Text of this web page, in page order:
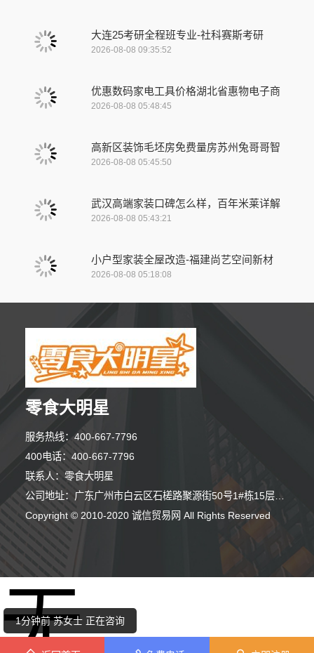
大连25考研全程班专业-社科赛斯考研
2026-08-08 09:35:52
优惠数码家电工具价格湖北省惠物电子商
2026-08-08 05:48:45
高新区装饰毛坯房免费量房苏州兔哥哥智
2026-08-08 05:45:50
武汉高端家装口碑怎么样，百年米莱详解
2026-08-08 05:43:21
小户型家装全屋改造-福建尚艺空间新材
2026-08-08 05:18:08
零食大明星
服务热线：400-667-7796
400电话：400-667-7796
联系人：零食大明星
公司地址：广东广州市白云区石槎路聚源街50号1#栋15层1508室
Copyright © 2010-2020 诚信贸易网 All Rights Reserved
4分钟前 王女士 正在咨询
4分钟前 田小姐 正在咨询
1分钟前 苏女士 正在咨询
无